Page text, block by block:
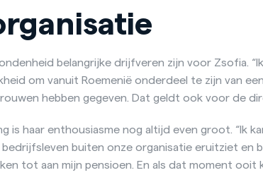
belangrijke drijfveren zijn voor Zsofia.
om vanuit Roemenië onderdeel te zijn van
hebben gegeven. Dat geldt ook voor de
is haar enthousiasme nog altijd even groot. “Ik
buiten onze organisatie eruitziet en
tot aan mijn pensioen. En als dat moment